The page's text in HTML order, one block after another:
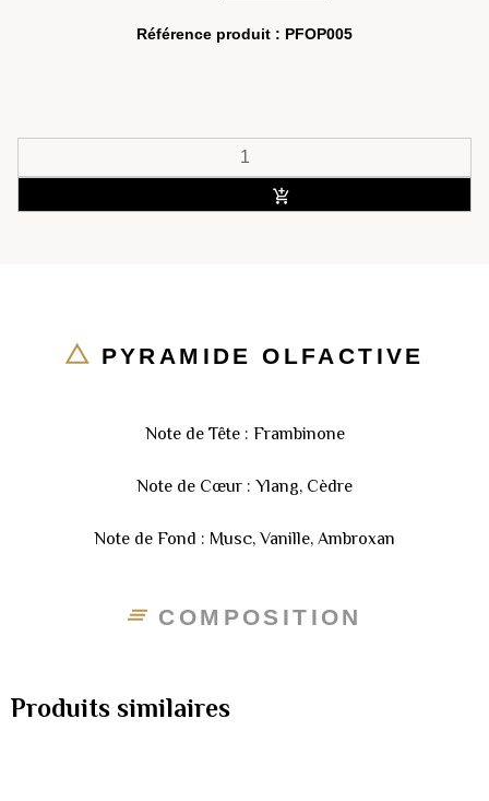
Référence produit : PFOP005
PYRAMIDE OLFACTIVE
Note de Tête : Frambinone
Note de Cœur : Ylang, Cèdre
Note de Fond : Musc, Vanille, Ambroxan
COMPOSITION
Produits similaires